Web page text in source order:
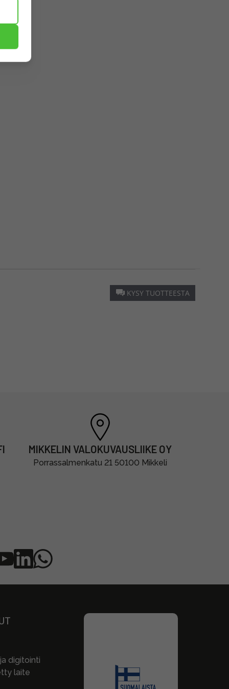
KYSY TUOTTEESTA
MIKKELIN VALOKUVAUSLIIKE OY
Porrassalmenkatu 21 50100 Mikkeli
digitointi
laite